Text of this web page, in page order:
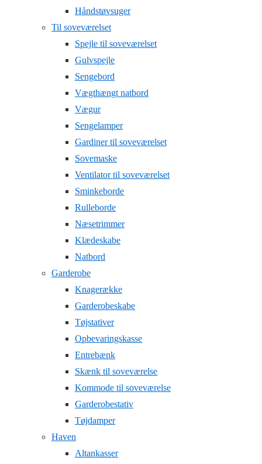
Håndstøvsuger
Til soveværelset
Spejle til soveværelset
Gulvspejle
Sengebord
Vægthængt natbord
Vægur
Sengelamper
Gardiner til soveværelset
Sovemaske
Ventilator til soveværelset
Sminkeborde
Rulleborde
Næsetrimmer
Klædeskabe
Natbord
Garderobe
Knagerække
Garderobeskabe
Tøjstativer
Opbevaringskasse
Entrebænk
Skænk til soveværelse
Kommode til soveværelse
Garderobestativ
Tøjdamper
Haven
Altankasser